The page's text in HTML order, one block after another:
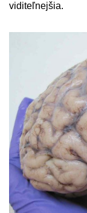
viditeľnejšia.